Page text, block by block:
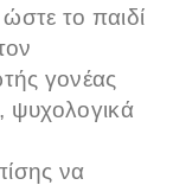
το παιδί
γονέας
ψυχολογικά
να